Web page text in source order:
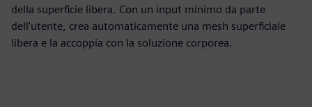
della superficie libera. Con un input minimo da parte
dell'utente, crea automaticamente una mesh superficiale
libera e la accoppia con la soluzione corporea.